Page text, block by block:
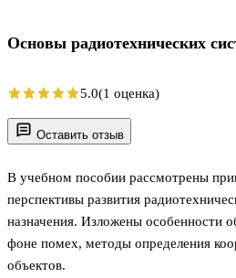
Оставить отзыв
В учебном пособии рассмотрены
перспективы развития
назначения. Изложены особенности
фоне помех, методы определения
объектов.
Основы радиотехнических
5.0(1 оценка)